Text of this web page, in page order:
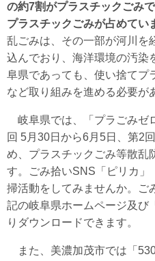
の約7割がプラスチックごみ
プラスチックごみが占めてい
乱ごみは、その一部が河川を
込んでおり、海洋環境の汚染
阜県であっても、使い捨てプ
など取り組みを進める必要が
岐阜県では、「プラごみゼ
回 5月30日から6月5日、第2
め、プラスチックごみ等散乱
す。ごみ拾いSNS「ピリカ
掃活動をしてみませんか。ご
記の岐阜県ホームページ及び
りダウンロードできます。
また、美濃加茂市では「